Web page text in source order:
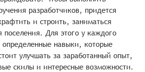
разработчиков, придется
и строить, заниматься
поселения. Для этого у каждого
навыки, которые
улучшать за заработанный опыт,
скилы и интересные возможности.